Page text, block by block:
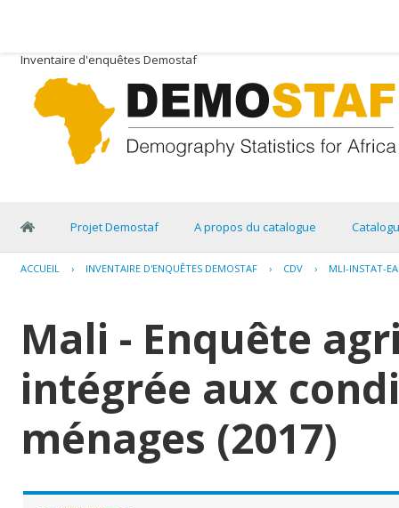
Inventaire d'enquêtes Demostaf
Projet Demostaf A propos du catalogue
ACCUEIL › INVENTAIRE D'ENQUÊTES DEMOSTAF › CDV › MLI-INSTAT-
Mali - Enquête
intégrée aux
ménages (2017)